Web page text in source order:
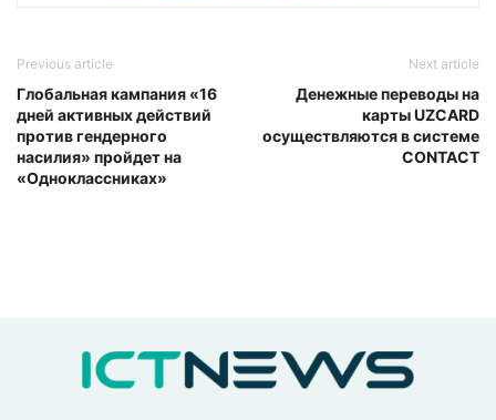
Previous article
Глобальная кампания «16
дней активных действий
против гендерного
насилия» пройдет на
«Одноклассниках»
Next article
Денежные переводы на
карты UZCARD
осуществляются в системе
CONTACT